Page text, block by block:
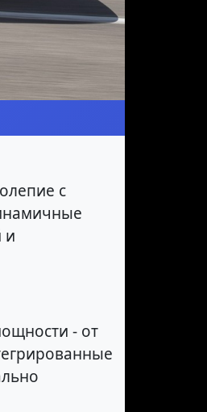
с
и
- от